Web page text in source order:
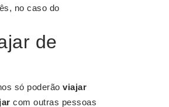
no caso do
de
só poderão viajar
com outras pessoas